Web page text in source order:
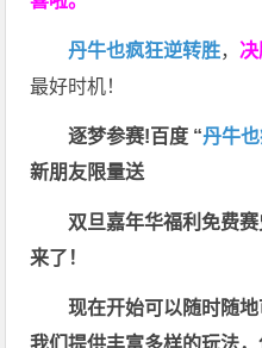
丹牛也疯狂逆转胜，
最好时机！
逐梦参赛!百度 “丹牛
新朋友限量送
双旦嘉年华福利免费
来了！
现在开始可以随时随地